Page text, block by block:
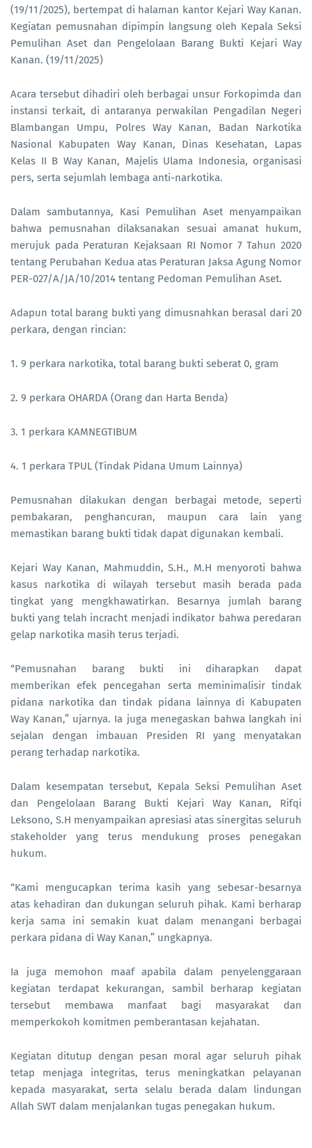
(19/11/2025), bertempat di halaman kantor Kejari Way Kanan.
Kegiatan pemusnahan dipimpin langsung oleh Kepala Seksi
Pemulihan Aset dan Pengelolaan Barang Bukti Kejari Way
Kanan. (19/11/2025)
Acara tersebut dihadiri oleh berbagai unsur Forkopimda dan
instansi terkait, di antaranya perwakilan Pengadilan Negeri
Blambangan Umpu, Polres Way Kanan, Badan Narkotika
Nasional Kabupaten Way Kanan, Dinas Kesehatan, Lapas
Kelas II B Way Kanan, Majelis Ulama Indonesia, organisasi
pers, serta sejumlah lembaga anti-narkotika.
Dalam sambutannya, Kasi Pemulihan Aset menyampaikan
bahwa pemusnahan dilaksanakan sesuai amanat hukum,
merujuk pada Peraturan Kejaksaan RI Nomor 7 Tahun 2020
tentang Perubahan Kedua atas Peraturan Jaksa Agung Nomor
PER-027/A/JA/10/2014 tentang Pedoman Pemulihan Aset.
Adapun total barang bukti yang dimusnahkan berasal dari 20
perkara, dengan rincian:
1. 9 perkara narkotika, total barang bukti seberat 0, gram
2. 9 perkara OHARDA (Orang dan Harta Benda)
3. 1 perkara KAMNEGTIBUM
4. 1 perkara TPUL (Tindak Pidana Umum Lainnya)
Pemusnahan dilakukan dengan berbagai metode, seperti
pembakaran, penghancuran, maupun cara lain yang
memastikan barang bukti tidak dapat digunakan kembali.
Kejari Way Kanan, Mahmuddin, S.H., M.H menyoroti bahwa
kasus narkotika di wilayah tersebut masih berada pada
tingkat yang mengkhawatirkan. Besarnya jumlah barang
bukti yang telah incracht menjadi indikator bahwa peredaran
gelap narkotika masih terus terjadi.
“Pemusnahan barang bukti ini diharapkan dapat
memberikan efek pencegahan serta meminimalisir tindak
pidana narkotika dan tindak pidana lainnya di Kabupaten
Way Kanan,” ujarnya. Ia juga menegaskan bahwa langkah ini
sejalan dengan imbauan Presiden RI yang menyatakan
perang terhadap narkotika.
Dalam kesempatan tersebut, Kepala Seksi Pemulihan Aset
dan Pengelolaan Barang Bukti Kejari Way Kanan, Rifqi
Leksono, S.H menyampaikan apresiasi atas sinergitas seluruh
stakeholder yang terus mendukung proses penegakan
hukum.
“Kami mengucapkan terima kasih yang sebesar-besarnya
atas kehadiran dan dukungan seluruh pihak. Kami berharap
kerja sama ini semakin kuat dalam menangani berbagai
perkara pidana di Way Kanan,” ungkapnya.
Ia juga memohon maaf apabila dalam penyelenggaraan
kegiatan terdapat kekurangan, sambil berharap kegiatan
tersebut membawa manfaat bagi masyarakat dan
memperkokoh komitmen pemberantasan kejahatan.
Kegiatan ditutup dengan pesan moral agar seluruh pihak
tetap menjaga integritas, terus meningkatkan pelayanan
kepada masyarakat, serta selalu berada dalam lindungan
Allah SWT dalam menjalankan tugas penegakan hukum.